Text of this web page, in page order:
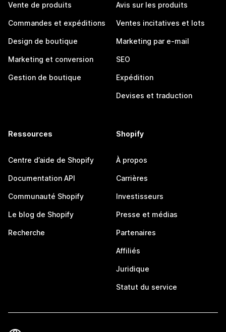
Vente de produits
Commandes et expéditions
Design de boutique
Marketing et conversion
Gestion de boutique
Avis sur les produits
Ventes incitatives et lots
Marketing par e-mail
SEO
Expédition
Devises et traduction
Ressources
Centre d’aide de Shopify
Documentation API
Communauté Shopify
Le blog de Shopify
Recherche
Shopify
À propos
Carrières
Investisseurs
Presse et médias
Partenaires
Affiliés
Juridique
Statut du service